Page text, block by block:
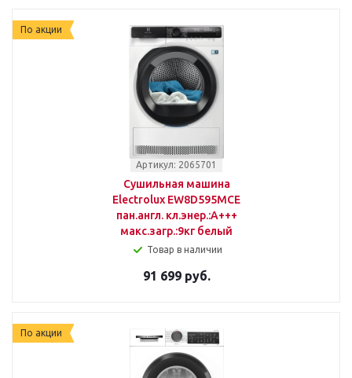
По акции
Артикул: 2065701
Сушильная машина
Electrolux EW8D595MCE
пан.англ. кл.энер.:A+++
макс.загр.:9кг белый
Товар в наличии
91 699 руб.
По акции